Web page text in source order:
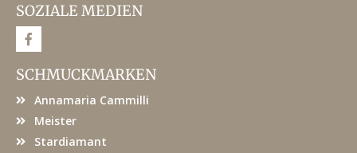
SOZIALE MEDIEN
F
a
e
b
o
SCHMUCKMARKEN
Annamaria Cammilli
Meister
Stardiamant